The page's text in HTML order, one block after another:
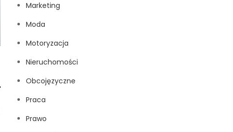
Marketing
Moda
Motoryzacja
Nieruchomości
Obcojęzyczne
Praca
Prawo